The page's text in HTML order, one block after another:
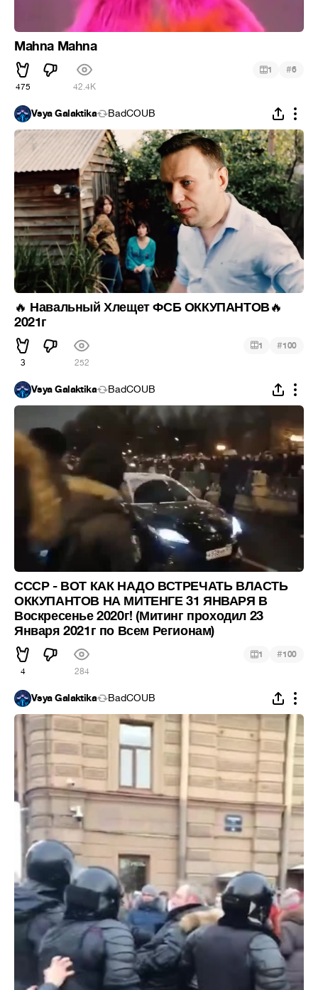
Mahna Mahna
475 42.4K
1 #6
Vsya Galaktika BadCOUB
🔥 Навальный Хлещет ФСБ ОККУПАНТОВ🔥
2021г
3 252
1 #100
Vsya Galaktika BadCOUB
СССР - ВОТ КАК НАДО ВСТРЕЧАТЬ ВЛАСТЬ
ОККУПАНТОВ НА МИТЕНГЕ 31 ЯНВАРЯ В
Воскресенье 2020г! (Митинг проходил 23
Января 2021г по Всем Регионам)
4 284
1 #100
Vsya Galaktika BadCOUB